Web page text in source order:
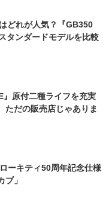
どれが人気？『GB350
タンダードモデルを比較
原付二種ライフを充実
ただの販売店じゃありま
ーキティ50周年記念仕様
ブ」